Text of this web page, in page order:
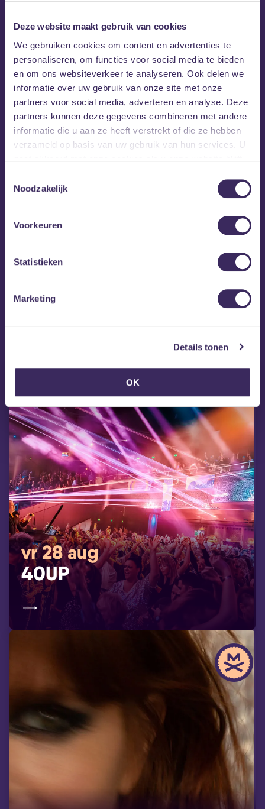
Deze website maakt gebruik van cookies
We gebruiken cookies om content en advertenties te
personaliseren, om functies voor social media te bieden
en om ons websiteverkeer te analyseren. Ook delen we
informatie over uw gebruik van onze site met onze
partners voor social media, adverteren en analyse. Deze
partners kunnen deze gegevens combineren met andere
informatie die u aan ze heeft verstrekt of die ze hebben
verzameld op basis van uw gebruik van hun services. U
Noodzakelijk
Voorkeuren
Statistieken
Marketing
Details tonen
OK
MEZZ tipt
vr 28 aug
40UP